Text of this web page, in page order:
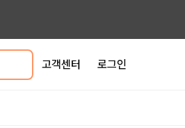
고객센터 로그인